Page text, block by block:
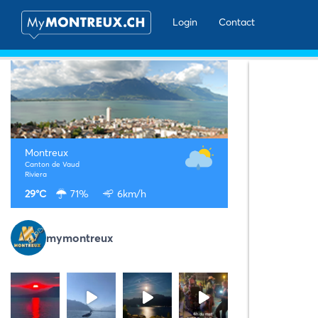
Login Contact
Montreux
Canton de Vaud
Riviera
29°C 71% 6km/h
mymontreux